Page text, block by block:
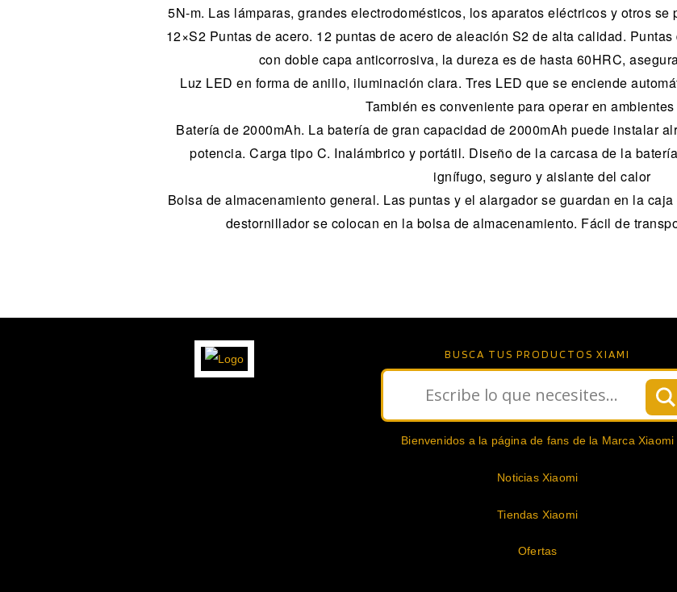
5N-m. Las lámparas, grandes electrodomésticos, los aparatos eléctricos y otros
12×S2 Puntas de acero. 12 puntas de acero de aleación S2 de alta calidad.
con doble capa anticorrosiva, la dureza es de hasta 60HRC,
Luz LED en forma de anillo, iluminación clara. Tres LED que se enciende
También es conveniente para operar en
Batería de 2000mAh. La batería de gran capacidad de 2000mAh puede instalar
potencia. Carga tipo C. Inalámbrico y portátil. Diseño de la carcasa de la
ignífugo, seguro y aislante del calor
Bolsa de almacenamiento general. Las puntas y el alargador se guardan en la
destornillador se colocan en la bolsa de almacenamiento. Fácil de
BUSCA TUS PRODUCTOS XIAMI
Bienvenidos a la página de fans de la Marca Xiaomi
Noticias Xiaomi
Tiendas Xiaomi
Ofertas